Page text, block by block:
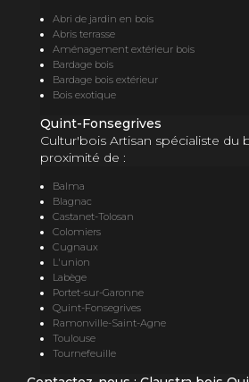
Abri de jardin en bois
Abris terrasse
Aménagement extérieur bois
Bardage bois
Bardage bois extérieur
Bois exotique
Quint-Fonsegrives
Cultur'bois Artisan spécialiste du
proximité de :
Balma
Blagnac
Castanet-Tolosan
Colomiers
Cugnaux
L'union
Labège
Portet-sur-Garonne
Quint-Fonsegrives
Ramonville-Saint-Agne
Toulouse
Tournefeuille